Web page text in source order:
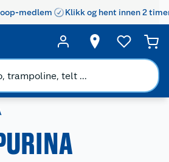
medlem Klikk og hent innen 2